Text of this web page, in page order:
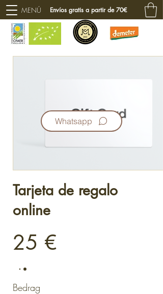
MENÚ Envíos gratis a partir de 70€
Whatsapp
Tarjeta de regalo
online
25 €
Bedrag